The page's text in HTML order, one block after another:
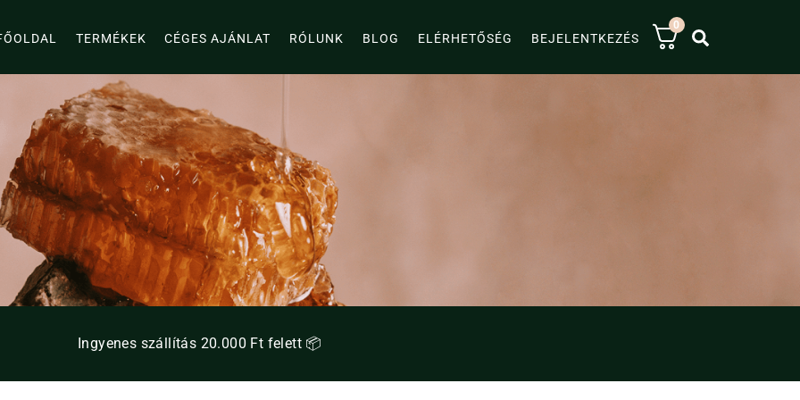
TERMÉKEK CÉGES AJÁNLAT RÓLUNK BLOG ELÉRHETŐSÉG BEJELENTKEZÉS
0
Ingyenes szállítás 20.000 Ft felett 📦